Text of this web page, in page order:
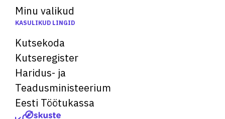
Minu valikud
KASULIKUD LINGID
Kutsekoda
Kutseregister
Haridus- ja
Teadusministeerium
Eesti Töötukassa